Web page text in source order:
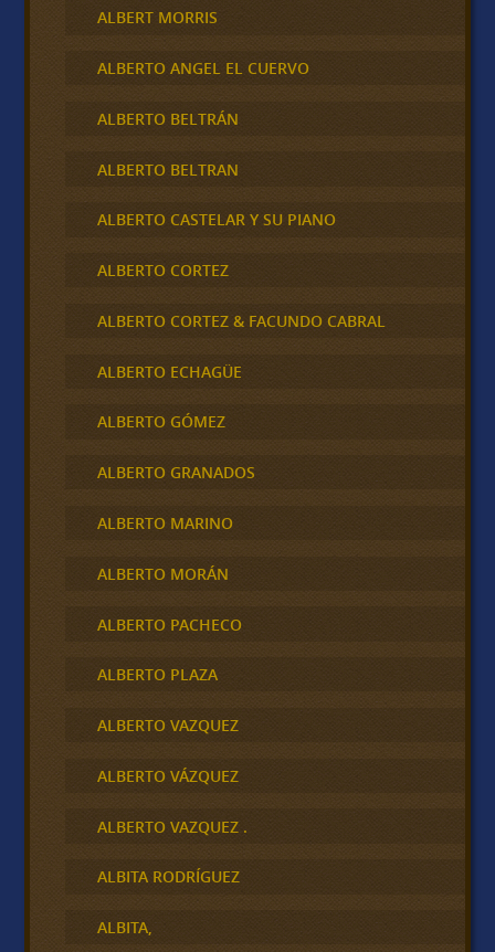
ALBERT MORRIS
ALBERTO ANGEL EL CUERVO
ALBERTO BELTRÁN
ALBERTO BELTRAN
ALBERTO CASTELAR Y SU PIANO
ALBERTO CORTEZ
ALBERTO CORTEZ & FACUNDO CABRAL
ALBERTO ECHAGÜE
ALBERTO GÓMEZ
ALBERTO GRANADOS
ALBERTO MARINO
ALBERTO MORÁN
ALBERTO PACHECO
ALBERTO PLAZA
ALBERTO VAZQUEZ
ALBERTO VÁZQUEZ
ALBERTO VAZQUEZ .
ALBITA RODRÍGUEZ
ALBITA,